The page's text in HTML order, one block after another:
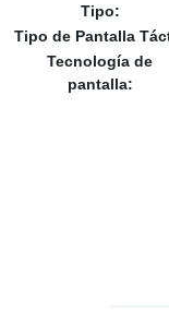
Tipo:
Tipo de Pantalla
Tecnología de
pantalla: